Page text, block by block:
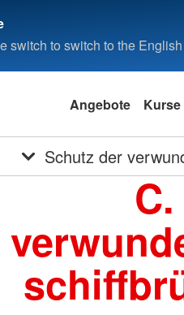
switch to switch to the
Angebote Kurse
Schutz der